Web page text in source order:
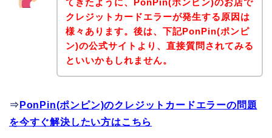
てきたように、PonPin(ポンピン)のお店で
クレジットカードエラーが発生する原因は
様々あります。後は、下記PonPin(ポンピ
ン)の公式サイトより、直接質問されてみる
といいかもしれません。
⇒ PonPin(ポンピン)のクレジットカードエラーの問題
を今すぐ解決したい方はこちら